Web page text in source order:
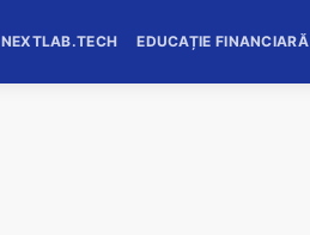
NEXTLAB.TECH EDUCAȚIE FINANCIARĂ